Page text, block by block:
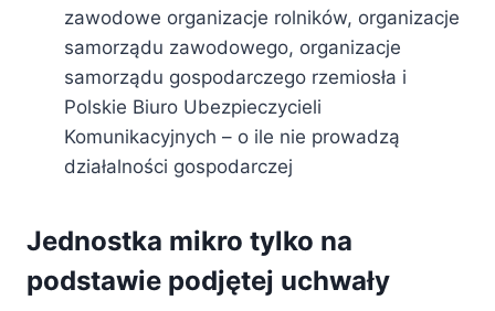
zawodowe organizacje rolników, organizacje
samorządu zawodowego, organizacje
samorządu gospodarczego rzemiosła i
Polskie Biuro Ubezpieczycieli
Komunikacyjnych – o ile nie prowadzą
działalności gospodarczej
Jednostka mikro tylko na
podstawie podjętej uchwały